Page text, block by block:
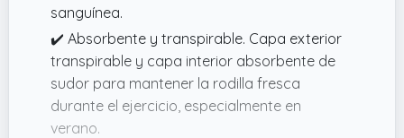
sanguínea.
✔️ Absorbente y transpirable. Capa exterior
transpirable y capa interior absorbente de
sudor para mantener la rodilla fresca
durante el ejercicio, especialmente en
verano.